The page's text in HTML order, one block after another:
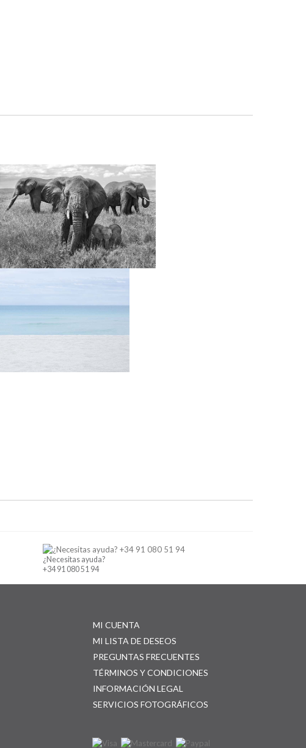
¿Necesitas ayuda?
+34 91 080 51 94
MI CUENTA
MI LISTA DE DESEOS
PREGUNTAS FRECUENTES
TÉRMINOS Y CONDICIONES
INFORMACIÓN LEGAL
SERVICIOS FOTOGRÁFICOS